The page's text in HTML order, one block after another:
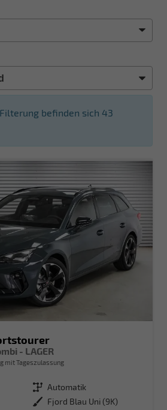
befinden sich 43
- LAGER
mit Tageszulassung
Getriebe Automatik
Außenfarbe Fjord Blau Uni (9K)